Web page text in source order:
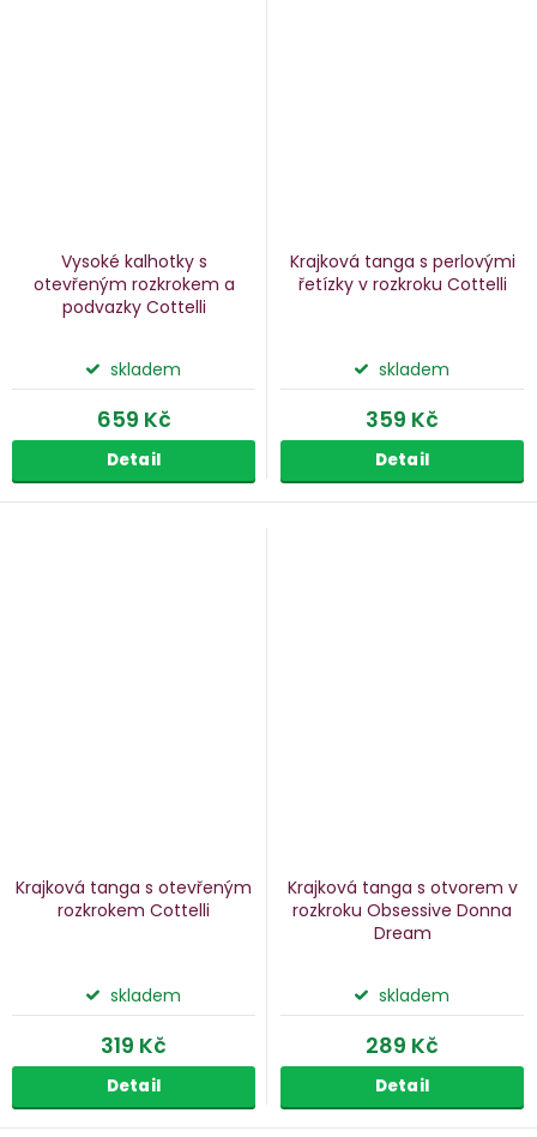
Vysoké kalhotky s
otevřeným rozkrokem a
podvazky Cottelli
skladem
659 Kč
Detail
Krajková tanga s perlovými
řetízky v rozkroku Cottelli
skladem
359 Kč
Detail
Krajková tanga s otevřeným
rozkrokem Cottelli
skladem
319 Kč
Detail
Krajková tanga s otvorem v
rozkroku Obsessive Donna
Dream
skladem
289 Kč
Detail